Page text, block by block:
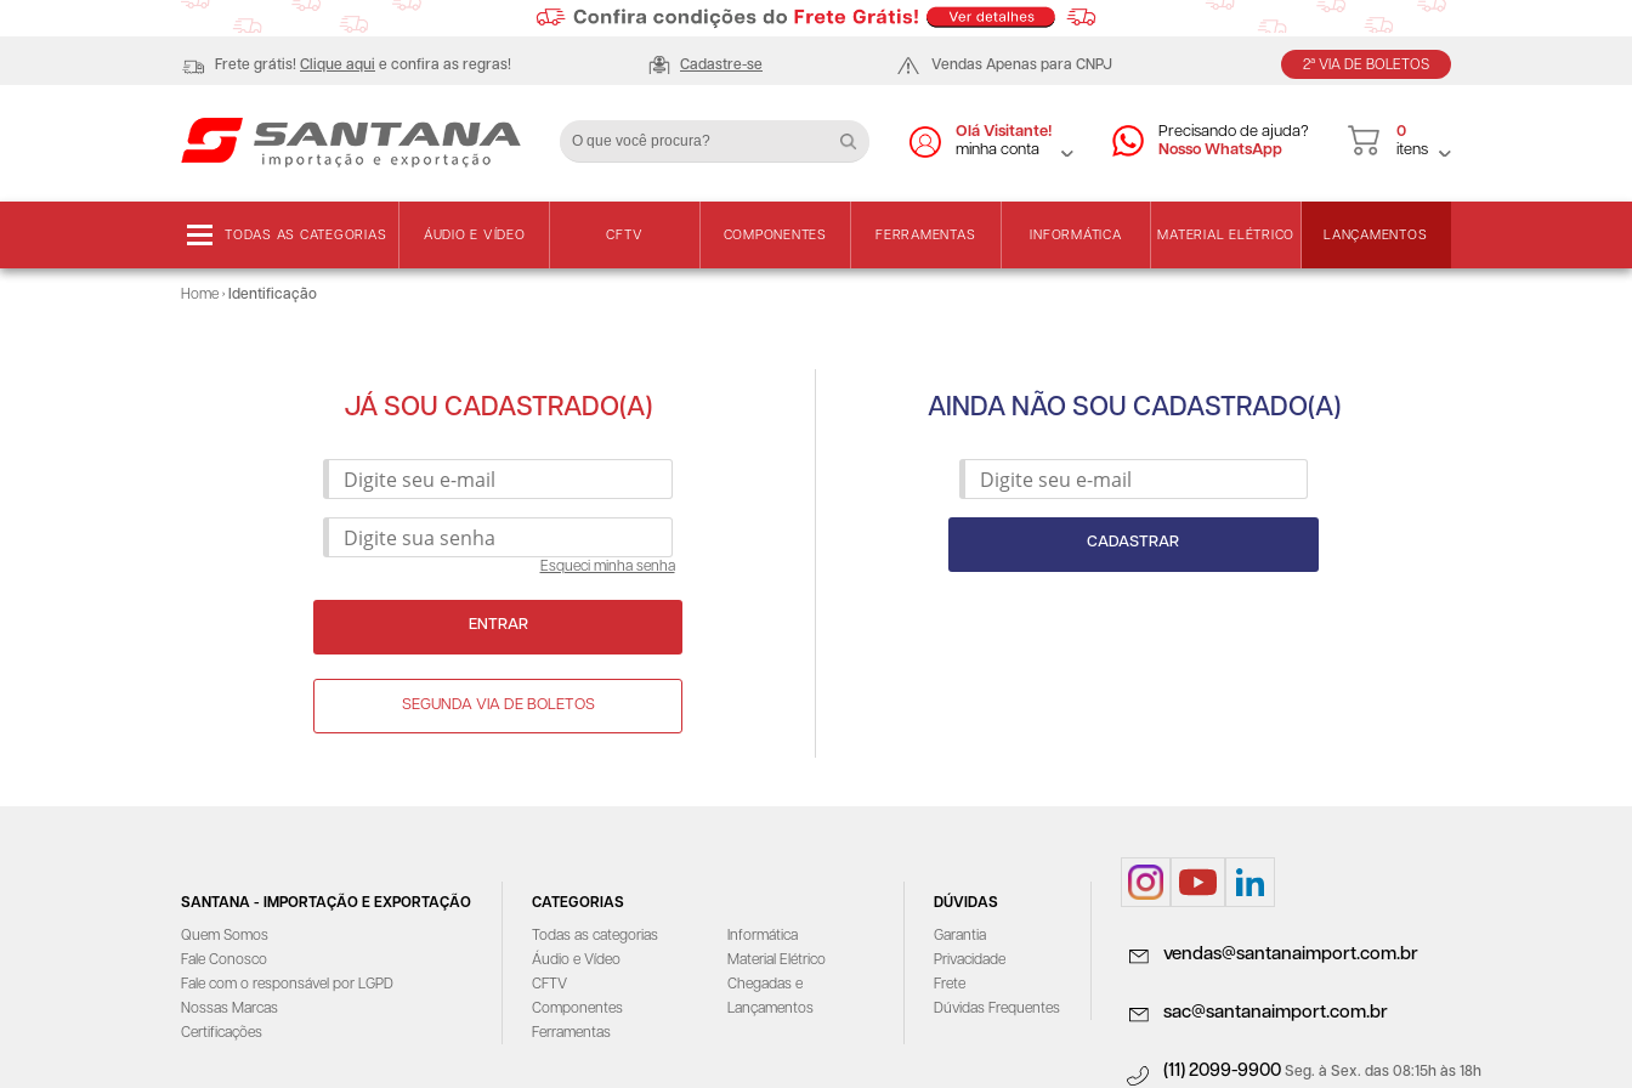
Frete grátis! Clique aqui e confira as regras! Cadastre-se Vendas Apenas para CNPJ 2ª VIA DE BOLETOS
Olá Visitante!
minha conta
Precisando de ajuda?
Nosso WhatsApp
0
itens
TODAS AS CATEGORIAS ÁUDIO E VÍDEO CFTV COMPONENTES FERRAMENTAS INFORMÁTICA MATERIAL ELÉTRICO LANÇAMENTOS
Home › Identificação
JÁ SOU CADASTRADO(A)
Esqueci minha senha
ENTRAR
SEGUNDA VIA DE BOLETOS
AINDA NÃO SOU CADASTRADO(A)
CADASTRAR
SANTANA - IMPORTAÇÃO E EXPORTAÇÃO
Quem Somos
Fale Conosco
Fale com o responsável por LGPD
Nossas Marcas
Certificações
CATEGORIAS
Todas as categorias
Áudio e Vídeo
CFTV
Componentes
Ferramentas
Informática
Material Elétrico
Chegadas e
Lançamentos
DÚVIDAS
Garantia
Privacidade
Frete
Dúvidas Frequentes
vendas@santanaimport.com.br
sac@santanaimport.com.br
(11) 2099-9900 Seg. à Sex. das 08:15h às 18h